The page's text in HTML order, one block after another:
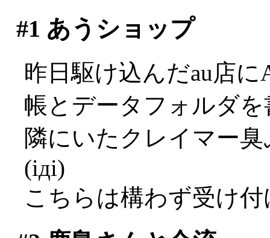
#1 あうショップ
昨日駆け込んだau店
帳とデータフォルダ
隣にいたクレイマー
(iдi)
こちらは構わず受け